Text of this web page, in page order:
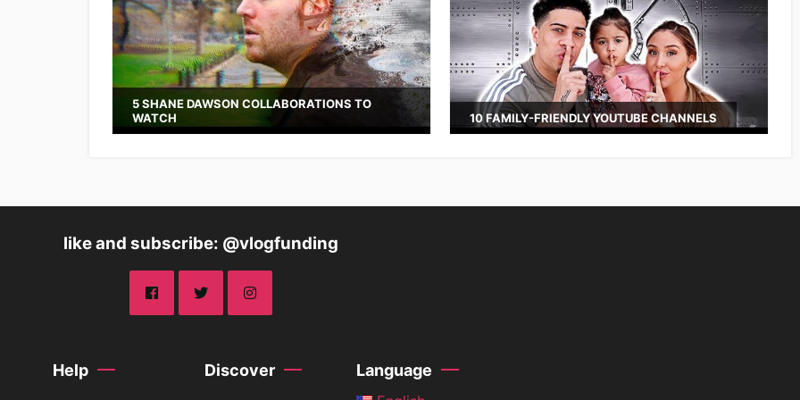
5 SHANE DAWSON COLLABORATIONS TO
WATCH
10 FAMILY-FRIENDLY YOUTUBE CHANNELS
like and subscribe: @vlogfunding
Help Discover Language